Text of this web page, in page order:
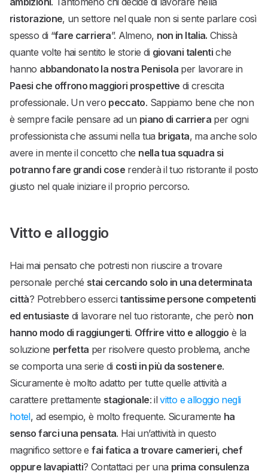
ristorazione, un settore nel quale non si sente parlare così
spesso di “fare carriera”. Almeno, non in Italia. Chissà
quante volte hai sentito le storie di giovani talenti che
hanno abbandonato la nostra Penisolaper lavorare in
Paesi che offrono maggiori prospettive di crescita
professionale. Un vero peccato. Sappiamo bene che non
è sempre facile pensare ad un piano di carrieraper ogni
professionista che assumi nella tua brigata, ma anche solo
avere in mente il concetto che nella tua squadra si
potranno fare grandi cose renderà il tuo ristorante il posto
giusto nel quale iniziare il proprio percorso.
Vitto e alloggio
Hai mai pensato che potresti non riuscire a trovare
personale perché stai cercando solo in una determinata
città? Potrebbero esserci tantissime persone competenti
ed entusiaste di lavorare nel tuo ristorante, che però non
hanno modo di raggiungerti. Offrire vitto e alloggio è la
soluzione perfetta per risolvere questo problema, anche
se comporta una serie di costi in più da sostenere.
Sicuramente è molto adatto per tutte quelle attività a
carattere prettamente stagionale: ilvitto e alloggio negli
hotel, ad esempio, è molto frequente. Sicuramente ha
senso farci una pensata. Hai un’attività in questo
magnifico settore efai fatica a trovare camerieri, chef
oppure lavapiatti? Contattaci per una prima consulenza